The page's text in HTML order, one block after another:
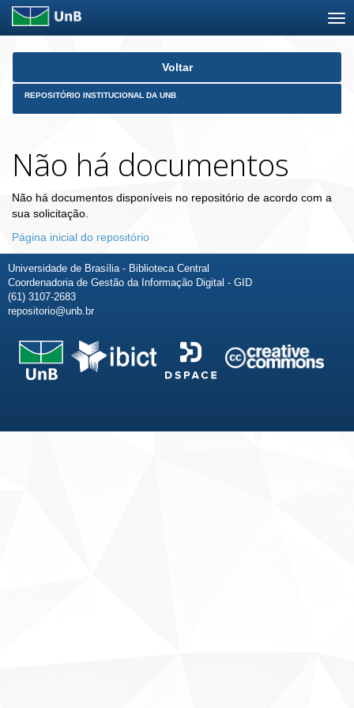
Skip
Voltar
REPOSITÓRIO INSTITUCIONAL DA UNB
Não há documentos
Não há documentos disponíveis no repositório de acordo com a
sua solicitação.
Página inicial do repositório
Universidade de Brasília - Biblioteca Central
Coordenadoria de Gestão da Informação Digital - GID
(61) 3107-2683
repositorio@unb.br